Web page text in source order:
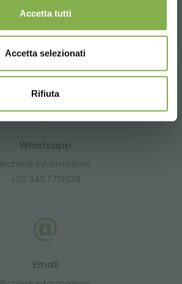
Accetta tutti
Accetta selezionati
Rifiuta
CONTATTI
Whatsapp
Richiedi informazioni
+39 3457719939
Email